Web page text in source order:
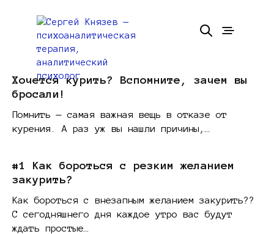
Хочется курить? Вспомните, зачем вы
бросали!
Помнить — самая важная вещь в отказе от
курения. А раз уж вы нашли причины,…
#1 Как бороться с резким желанием
закурить?
Как бороться с внезапным желанием закурить??
С сегодняшнего дня каждое утро вас будут
ждать простые…